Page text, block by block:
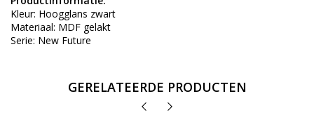
Kleur: Hoogglans zwart
Materiaal: MDF gelakt
Serie: New Future
GERELATEERDE PRODUCTEN